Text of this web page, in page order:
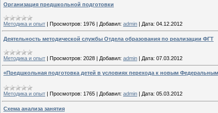
Организация предшкольной подготовки
Методика и опыт | Просмотров: 1976 | Добавил: admin | Дата: 04.12.2012
Деятельность методической службы Отдела образования по реализации ФГТ
Методика и опыт | Просмотров: 2028 | Добавил: admin | Дата: 07.03.2012
«Предшкольная подготовка детей в условиях перехода к новым
Методика и опыт Просмотров: 1765 Добавил: admin Дата: 05.03.2012
Схема анализа занятия